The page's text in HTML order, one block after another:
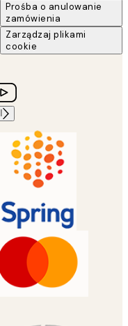
Prośba o anulowanie
zamówienia
Zarządzaj plikami
cookie